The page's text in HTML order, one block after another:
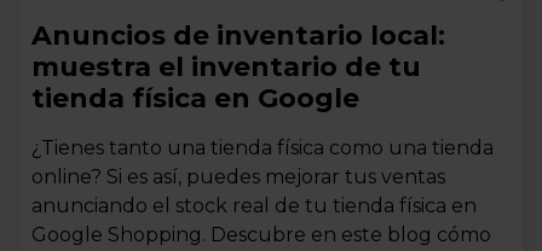
Anuncios de inventario local:
muestra el inventario de tu
tienda física en Google
¿Tienes tanto una tienda física como una tienda
online? Si es así, puedes mejorar tus ventas
anunciando el stock real de tu tienda física en
Google Shopping. Descubre en este blog cómo